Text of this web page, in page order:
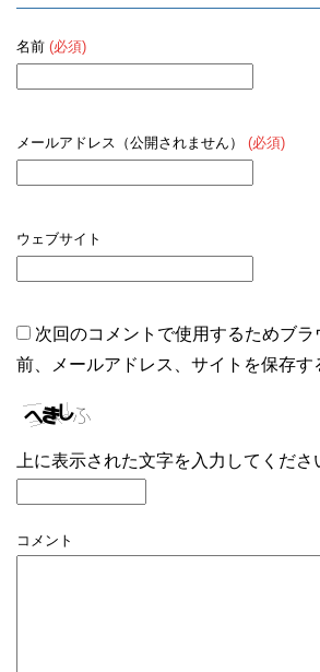
名前 (必須)
メールアドレス（公開されません） (必須)
ウェブサイト
次回のコメントで使用するためブラ
前、メールアドレス、サイトを保存す
上に表示された文字を入力してくださ
コメント